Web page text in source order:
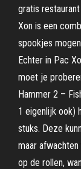
gratis
Xon is een
spookjes
Echter in Pac
moet je
Hammer 2 –
1 eigenlijk ook)
stuks. Deze
maar
op de rollen,